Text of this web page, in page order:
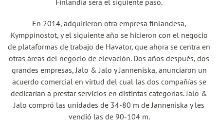
Finlandia será el siguiente paso.
En 2014, adquirieron otra empresa finlandesa,
Kymppinostot, y el siguiente año se hicieron con el negocio
de plataformas de trabajo de Havator, que ahora se centra en
otras áreas del negocio de elevación. Dos años después, dos
grandes empresas, Jalo & Jalo y Janneniska, anunciaron un
acuerdo comercial en virtud del cual las dos compañías se
dedicarían a prestar servicios en distintas categorías. Jalo &
Jalo compró las unidades de 34-80 m de Janneniska y les
vendió las de 90-104 m.